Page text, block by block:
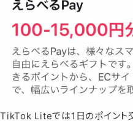
TikTok Liteでは1日のポイン